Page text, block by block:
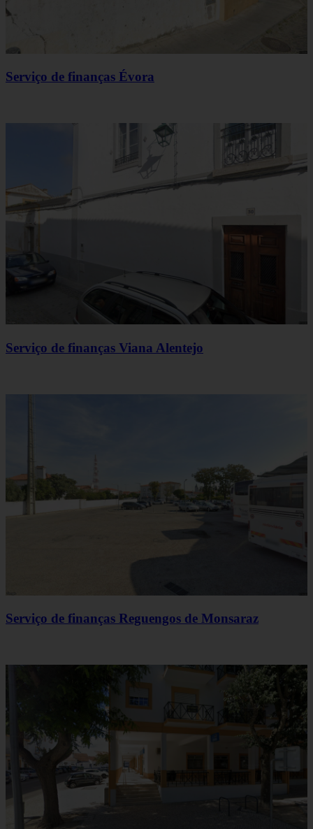
Serviço de finanças Évora
Serviço de finanças Viana Alentejo
Serviço de finanças Reguengos de Monsaraz